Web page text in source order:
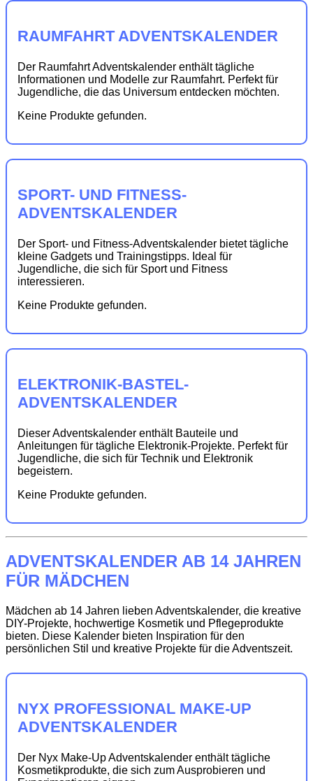
RAUMFAHRT ADVENTSKALENDER
Der Raumfahrt Adventskalender enthält tägliche
Informationen und Modelle zur Raumfahrt. Perfekt für
Jugendliche, die das Universum entdecken möchten.
Keine Produkte gefunden.
SPORT- UND FITNESS-
ADVENTSKALENDER
Der Sport- und Fitness-Adventskalender bietet tägliche
kleine Gadgets und Trainingstipps. Ideal für
Jugendliche, die sich für Sport und Fitness
interessieren.
Keine Produkte gefunden.
ELEKTRONIK-BASTEL-
ADVENTSKALENDER
Dieser Adventskalender enthält Bauteile und
Anleitungen für tägliche Elektronik-Projekte. Perfekt für
Jugendliche, die sich für Technik und Elektronik
begeistern.
Keine Produkte gefunden.
ADVENTSKALENDER AB 14 JAHREN
FÜR MÄDCHEN
Mädchen ab 14 Jahren lieben Adventskalender, die kreative
DIY-Projekte, hochwertige Kosmetik und Pflegeprodukte
bieten. Diese Kalender bieten Inspiration für den
persönlichen Stil und kreative Projekte für die Adventszeit.
NYX PROFESSIONAL MAKE-UP
ADVENTSKALENDER
Der Nyx Make-Up Adventskalender enthält tägliche
Kosmetikprodukte, die sich zum Ausprobieren und